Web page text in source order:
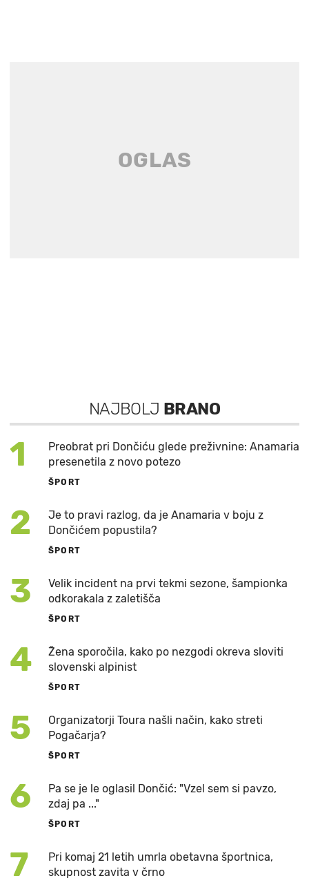
NAJBOLJ BRANO
1
Preobrat pri Dončiću glede preživnine: Anamaria
presenetila z novo potezo
ŠPORT
2
Je to pravi razlog, da je Anamaria v boju z
Dončićem popustila?
ŠPORT
3
Velik incident na prvi tekmi sezone, šampionka
odkorakala z zaletišča
ŠPORT
4
Žena sporočila, kako po nezgodi okreva sloviti
slovenski alpinist
ŠPORT
5
Organizatorji Toura našli način, kako streti
Pogačarja?
ŠPORT
6
Pa se je le oglasil Dončić: "Vzel sem si pavzo,
zdaj pa ..."
ŠPORT
7
Pri komaj 21 letih umrla obetavna športnica,
skupnost zavita v črno